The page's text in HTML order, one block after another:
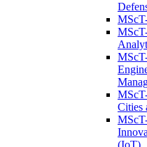
Cities
(IoT)